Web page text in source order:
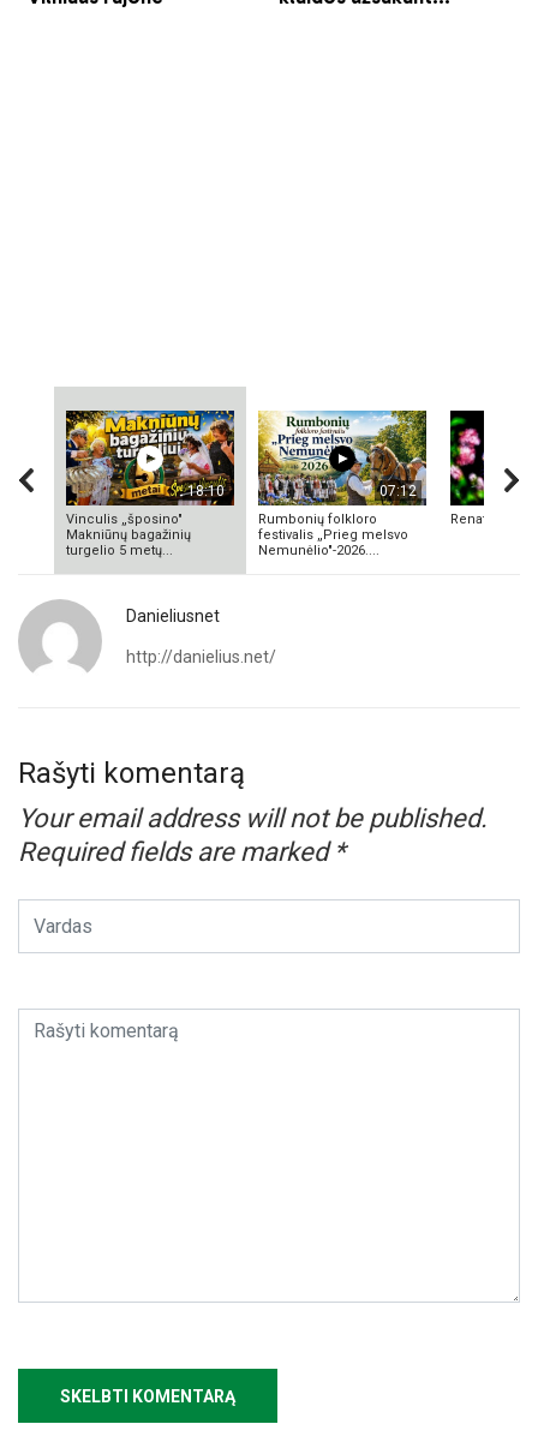
18:10
Vinculis „šposino"
Makniūnų bagažinių
turgelio 5 metų...
07:12
Rumbonių folkloro
festivalis „Prieg melsvo
Nemunėlio"-2026....
Renata
Danieliusnet
http://danielius.net/
Rašyti komentarą
Your email address will not be published.
Required fields are marked *